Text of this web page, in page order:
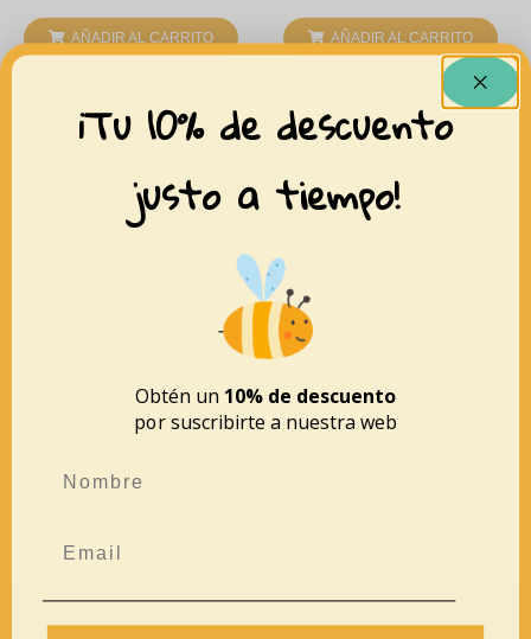
AÑADIR AL CARRITO AÑADIR AL CARRITO
Linterna proyector –
AÑADIR AL CARRITO
¡Tu 10% de descuento
justo a tiempo!
Obtén un 10% de descuento
por suscribirte a nuestra web